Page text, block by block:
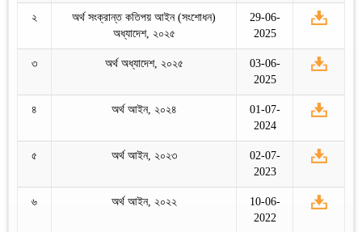
২
অর্থ সংক্রান্ত কতিপয় আইন (সংশোধন)
অধ্যাদেশ, ২০২৫
29-06-
2025
৩ অর্থ অধ্যাদেশ, ২০২৫
03-06-
2025
৪ অর্থ আইন, ২০২৪
01-07-
2024
৫ অর্থ আইন, ২০২৩
02-07-
2023
৬ অর্থ আইন, ২০২২
10-06-
2022